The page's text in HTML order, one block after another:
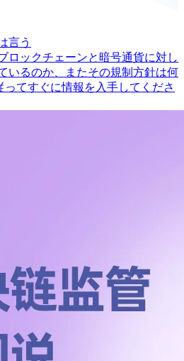
言う
ロックチェーンと暗号通貨に対し
いるのか、またその規制方針は何
ってすぐに情報を入手してくださ